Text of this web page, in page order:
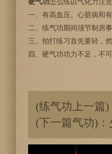
硬气功怎么练以气化力注
一、有高血压、心脏病和
二、练气功期间须节制房
三、拍打练习首先要轻，
四、 硬气功功力不足，不
(练气功上一篇)
(下一篇气功)：